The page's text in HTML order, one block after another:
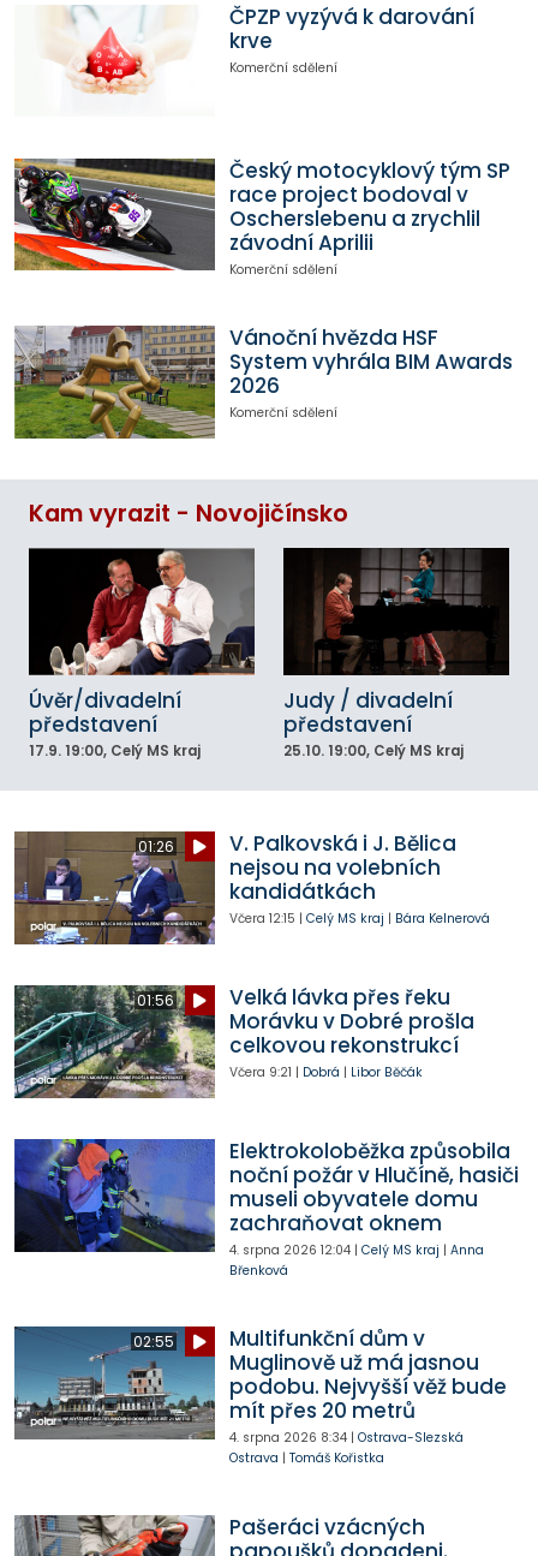
ČPZP vyzývá k darování
krve
Komerční sdělení
Český motocyklový tým SP
race project bodoval v
Oscherslebenu a zrychlil
závodní Aprilii
Komerční sdělení
Vánoční hvězda HSF
System vyhrála BIM Awards
2026
Komerční sdělení
Kam vyrazit - Novojičínsko
Úvěr/divadelní
představení
17.9. 19:00, Celý MS kraj
Judy / divadelní
představení
25.10. 19:00, Celý MS kraj
01:26
V. Palkovská i J. Bělica
nejsou na volebních
kandidátkách
Včera 12:15 | Celý MS kraj | Bára Kelnerová
01:56
Velká lávka přes řeku
Morávku v Dobré prošla
celkovou rekonstrukcí
Včera 9:21 | Dobrá | Libor Běčák
Elektrokoloběžka způsobila
noční požár v Hlučíně, hasiči
museli obyvatele domu
zachraňovat oknem
4. srpna 2026 12:04| Celý MS kraj | Anna
Břenková
02:55
Multifunkční dům v
Muglinově už má jasnou
podobu. Nejvyšší věž bude
mít přes 20 metrů
4. srpna 2026 8:34| Ostrava-Slezská
Ostrava | Tomáš Kořistka
Pašeráci vzácných